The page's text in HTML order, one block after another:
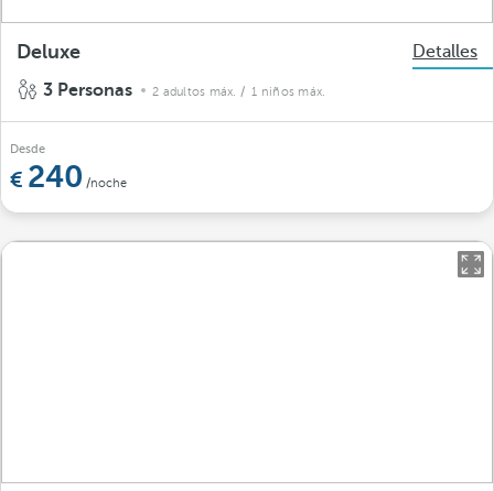
Deluxe
Detalles
3 Personas
2 adultos máx. / 1 niños máx.
Desde
240 /noche